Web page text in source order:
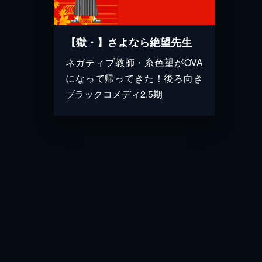
【獄・】さよなら絶望先生
ネガティブ教師・糸色望がOVA
になって帰ってきた！後ろ向き
ブラックコメディ2.5期